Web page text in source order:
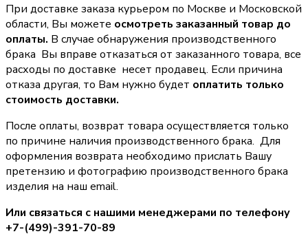
При доставке заказа курьером по Москве и Московской
области, Вы можете осмотреть заказанный товар до
оплаты. В случае обнаружения производственного
брака Вы вправе отказаться от заказанного товара, все
расходы по доставке несет продавец. Если причина
отказа другая, то Вам нужно будет оплатить только
стоимость доставки.
После оплаты, возврат товара осуществляется только
по причине наличия производственного брака. Для
оформления возврата необходимо прислать Вашу
претензию и фотографию производственного брака
изделия на наш email.
Или связаться с нашими менеджерами по телефону
+7-(499)-391-70-89